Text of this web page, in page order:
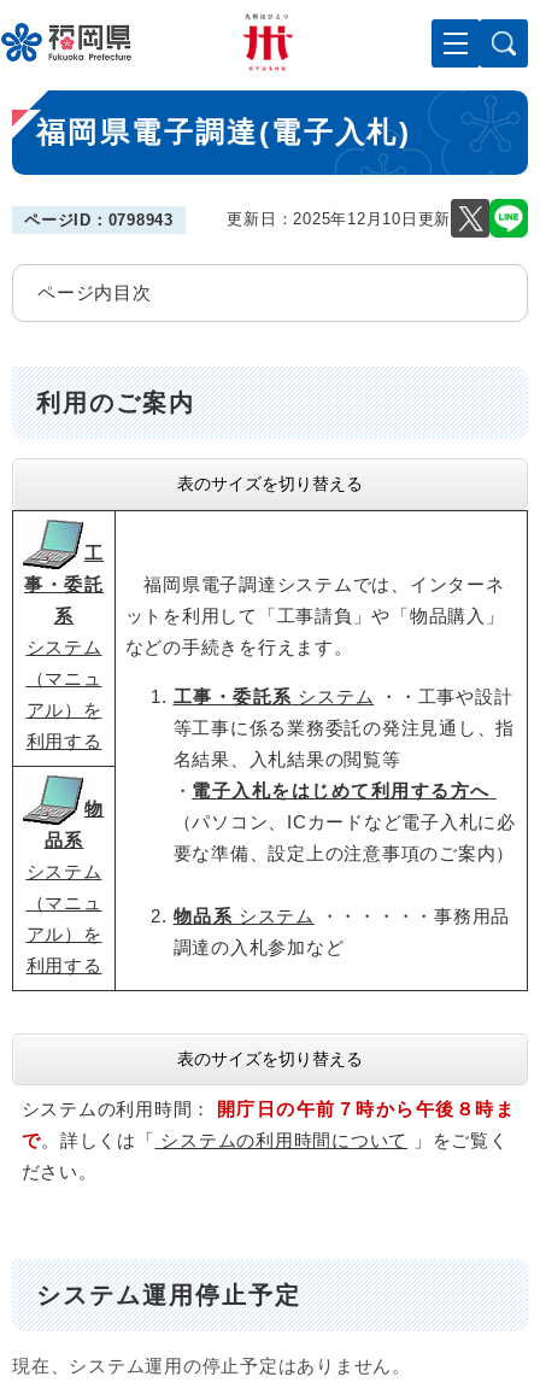
ー
ジ
先
頭
で
メニューを飛ばして本文へ
本
文
福岡県電子調達(電子入札)
ページID：0798943 更新日：2025年12月10日更新
ページ内目次
利用のご案内
表のサイズを切り替える
工
事・委託
系
システム
（マニュ
アル）を
利用する
福岡県電子調達システムでは、インターネ
ットを利用して「工事請負」や「物品購入」
などの手続きを行えます。
工事・委託系 システム
・・工事や設計
等工事に係る業務委託の発注見通し、指
名結果、入札結果の閲覧等
・ 電子入札をはじめて利用する方へ
（パソコン、ICカードなど電子入札に必
要な準備、設定上の注意事項のご案内）
物品系 システム
・・・・・・事務用品
調達の入札参加など
物
品系
システム
（マニュ
アル）を
利用する
表のサイズを切り替える
システムの利用時間：
開庁日の午前７時から午後８時ま
で。詳しくは「 システムの利用時間について
」をご覧く
ださい。
システム運用停止予定
現在、システム運用の停止予定はありません。